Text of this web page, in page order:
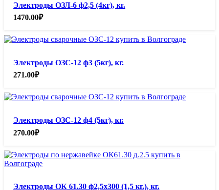
Электроды ОЗЛ-6 ф2,5 (4кг), кг.
1470.00₽
Электроды ОЗС-12 ф3 (5кг), кг.
271.00₽
Электроды ОЗС-12 ф4 (5кг), кг.
270.00₽
Электроды ОК 61.30 ф2,5х300 (1,5 кг.), кг.